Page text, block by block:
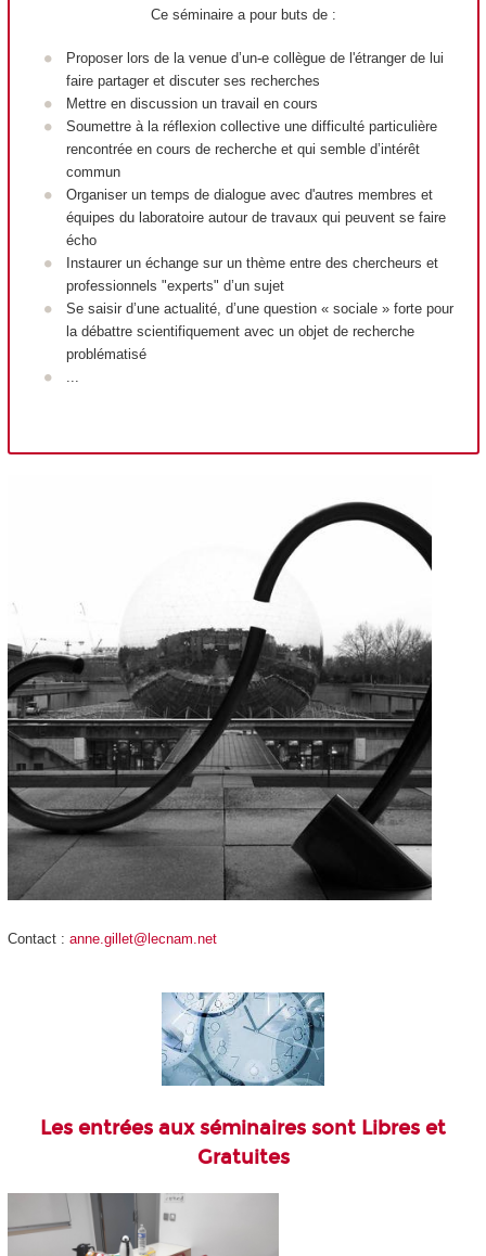
Ce séminaire a pour buts de :
Proposer lors de la venue d’un-e collègue de l'étranger de lui
faire partager et discuter ses recherches
Mettre en discussion un travail en cours
Soumettre à la réflexion collective une difficulté particulière
rencontrée en cours de recherche et qui semble d’intérêt
commun
Organiser un temps de dialogue avec d'autres membres et
équipes du laboratoire autour de travaux qui peuvent se faire
écho
Instaurer un échange sur un thème entre des chercheurs et
professionnels "experts" d’un sujet
Se saisir d’une actualité, d’une question « sociale » forte pour
la débattre scientifiquement avec un objet de recherche
problématisé
...
Contact : anne.gillet@lecnam.net
Les entrées aux séminaires sont Libres et
Gratuites